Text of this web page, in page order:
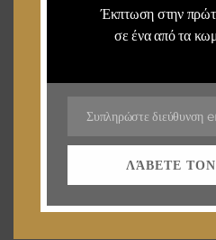
Telephone 1: 210 98 02 886
Telephone 1 : 27440 62300
Telephone 2 : 27440 61301
P. FALIRO'S SALON
Έκπτωση στην
σε ένα από τα
Email
Συπληρώστε διεύθυνση
ΛΆΒΕΤΕ